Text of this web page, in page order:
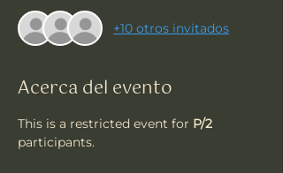
+10 otros invitados
Acerca del evento
This is a restricted event for P/2
participants.